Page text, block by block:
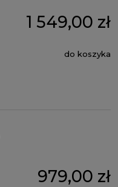
1 549,00 zł
do koszyka
979,00 zł